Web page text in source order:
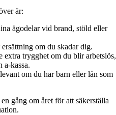
är:
ägodelar vid brand, stöld eller
ersättning om du skadar dig.
extra trygghet om du blir arbetslös,
a-kassa.
om du har barn eller lån som
gång om året för att säkerställa